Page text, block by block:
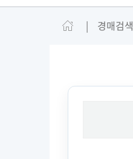
경매검색